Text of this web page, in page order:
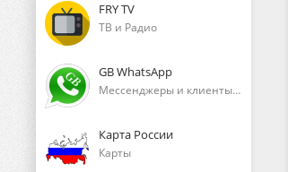
FRY TV
ТВ и Радио
GB WhatsApp
Мессенджеры и клиенты голосового общения
Карта России
Карты